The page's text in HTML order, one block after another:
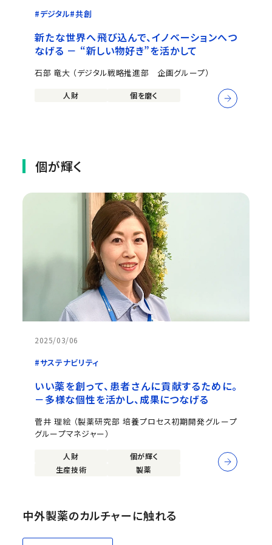
#デジタル#共創
新たな世界へ飛び込んで、イノベーションへつ
なげる － “新しい物好き”を活かして
石部 竜大 （デジタル戦略推進部 企画グループ）
人財 個を磨く
個が輝く
2025/03/06
#サステナビリティ
いい薬を創って、患者さんに貢献するために。
－多様な個性を活かし、成果につなげる
菅井 理絵 （製薬研究部 培養プロセス初期開発グループ
グループマネジャー）
人財
個が輝く
生産技術
製薬
中外製薬のカルチャーに触れる